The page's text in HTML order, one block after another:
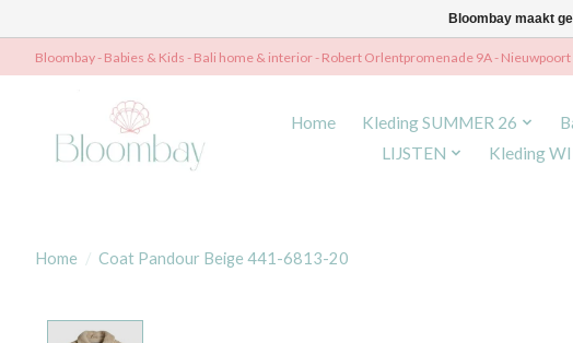
Bloombay - Babies & Kids - Bali home & interior - Robert Orlentpromenade 9A - Nieuwpoort
Home Kleding SUMMER 26
LIJSTEN
Kleding
Home / Coat Pandour Beige 441-6813-20
Bloombay maakt